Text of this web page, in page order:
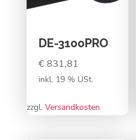
DE-3100PRO
€831,81
inkl. 19 % USt.
zzgl. Versandkosten